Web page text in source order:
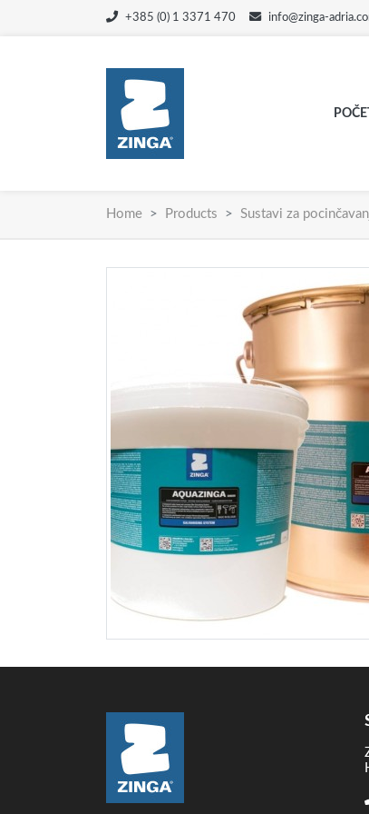
+385 (0) 1 3371 470 info@zinga-
Home Products Sustavi za